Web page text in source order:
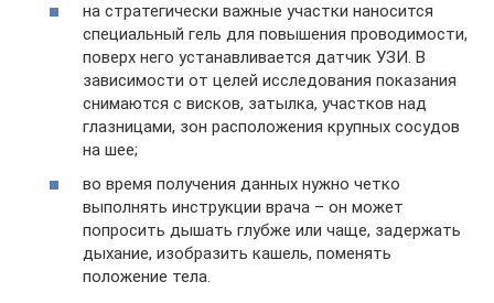
на стратегически важные участки наносится
специальный гель для повышения проводимости,
поверх него устанавливается датчик УЗИ. В
зависимости от целей исследования показания
снимаются с висков, затылка, участков над
глазницами, зон расположения крупных сосудов
на шее;
во время получения данных нужно четко
выполнять инструкции врача – он может
попросить дышать глубже или чаще, задержать
дыхание, изобразить кашель, поменять
положение тела.